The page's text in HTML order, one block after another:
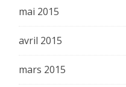
mai 2015
avril 2015
mars 2015